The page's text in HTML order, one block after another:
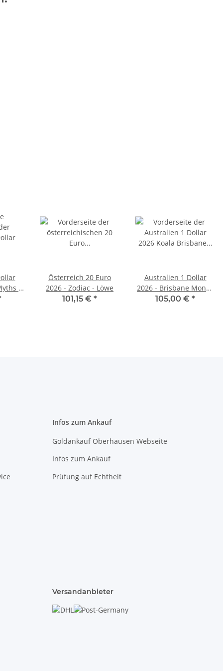
&
&
Österreich 20 Euro
2026 - Zodiac - Löwe
101,15 € *
Australien 1 Dollar
2026 - Brisbane Money
Expo ANDA special -
105,00 € *
Infos zum Ankauf
Goldankauf Oberhausen Webseite
Infos zum Ankauf
Prüfung auf Echtheit
Versandanbieter